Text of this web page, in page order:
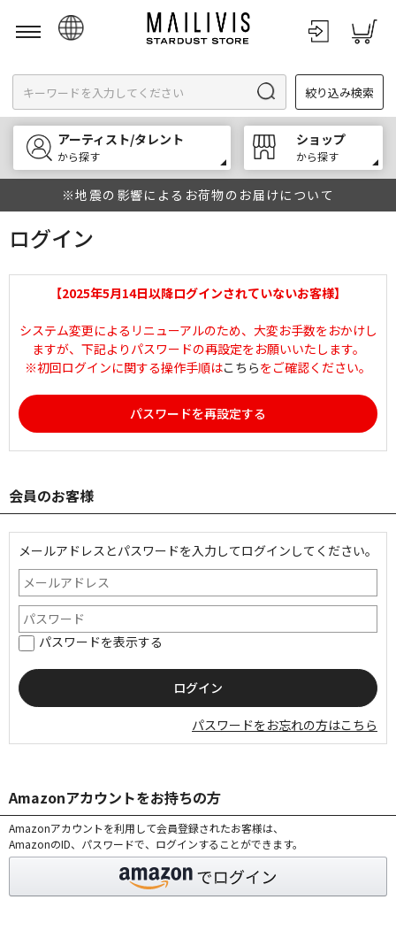
English
한국어
中文
絞り込み検索
アーティスト/タレント
から探す
ショップ
から探す
※地震の影響によるお荷物のお届けについて
ログイン
【2025年5月14日以降ログインされていないお客様】
システム変更によるリニューアルのため、大変お手数をおかけし
ますが、下記よりパスワードの再設定をお願いいたします。
※初回ログインに関する操作手順はこちらをご確認ください。
パスワードを再設定する
会員のお客様
メールアドレスとパスワードを入力してログインしてください。
パスワードを表示する
パスワードをお忘れの方はこちら
Amazonアカウントをお持ちの方
Amazonアカウントを利用して会員登録されたお客様は、
AmazonのID、パスワードで、ログインすることができます。